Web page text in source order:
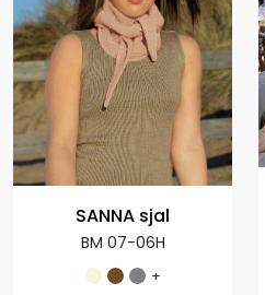
SANNA sjal
BM 07-06H
+